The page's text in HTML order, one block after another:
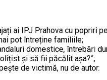
ai IPJ Prahova cu popriri
pot întreține familiile;
domestice, întrebări
și să fii păcălit așa?”;
de victimă, nu de autor.